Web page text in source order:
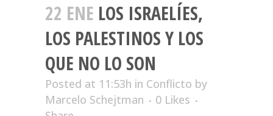
22 ENE LOS ISRAELÍES,
LOS PALESTINOS Y LOS
QUE NO LO SON
Posted at 11:53h in Conflicto by
Marcelo Schejtman
0 Likes